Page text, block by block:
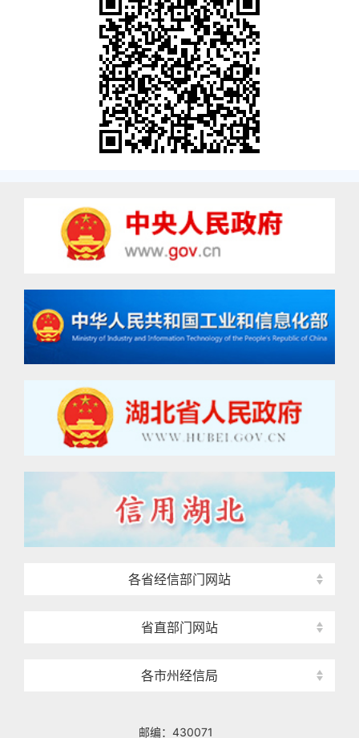
各省经信部门网站
省直部门网站
各市州经信局
邮编：430071